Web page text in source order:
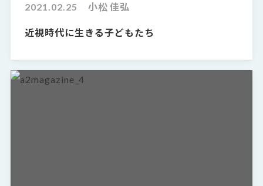
2021.02.25
小松 佳弘
近視時代に生きる子どもたち